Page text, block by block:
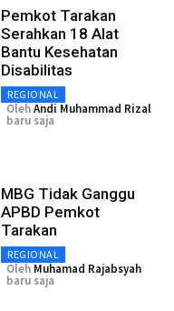
Pemkot Tarakan
Serahkan 18 Alat
Bantu Kesehatan
Disabilitas
REGIONAL
OlehAndi Muhammad Rizal
baru saja
MBG Tidak Ganggu
APBD Pemkot
Tarakan
REGIONAL
Oleh Muhamad Rajabsyah
baru saja